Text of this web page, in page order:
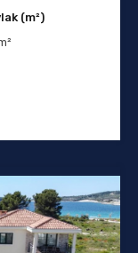
(m²)